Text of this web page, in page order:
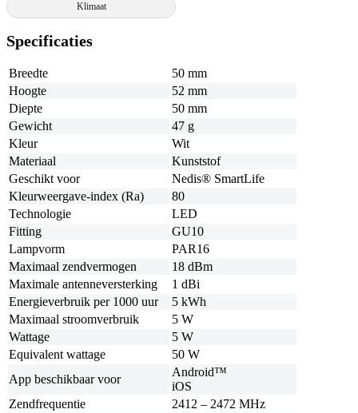
Klimaat
Specificaties
Breedte
50 mm
Hoogte
52 mm
Diepte
50 mm
Gewicht
47 g
Kleur
Wit
Materiaal
Kunststof
Geschikt voor
Nedis® SmartLife
Kleurweergave‑index (Ra)
80
Technologie
LED
Fitting
GU10
Lampvorm
PAR16
Maximaal zendvermogen
18 dBm
Maximale antenneversterking
1 dBi
Energieverbruik per 1000 uur
5 kWh
Maximaal stroomverbruik
5 W
Wattage
5 W
Equivalent wattage
50 W
App beschikbaar voor
Android™
iOS
Zendfrequentie
2412 – 2472 MHz